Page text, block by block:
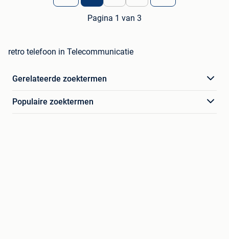
Pagina 1 van 3
retro telefoon in Telecommunicatie
Gerelateerde zoektermen
Populaire zoektermen